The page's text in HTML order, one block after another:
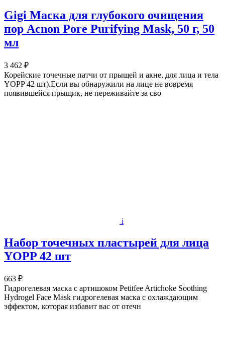
Gigi Маска для глубокого очищения
пор Acnon Pore Purifying Mask, 50 г, 50
мл
3 462 ₽
Корейские точечные патчи от прыщей и акне, для лица и тела
YOPP 42 шт).Если вы обнаружили на лице не вовремя
появившейся прыщик, не переживайте за сво
i
Набор точечных пластырей для лица
YOPP 42 шт
663 ₽
Гидрогелевая маска с артишоком Petitfee Artichoke Soothing
Hydrogel Face Mask гидрогелевая маска с охлаждающим
эффектом, которая избавит вас от отечн